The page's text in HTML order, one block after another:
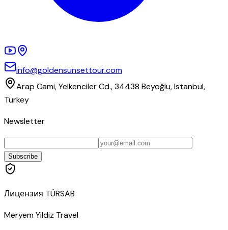
info@goldensunsettour.com
Arap Cami, Yelkenciler Cd., 34438 Beyoğlu, Istanbul,
Turkey
Newsletter
Subscribe
Лицензия TÜRSAB
Meryem Yildiz Travel